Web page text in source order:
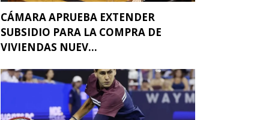
CÁMARA APRUEBA EXTENDER
SUBSIDIO PARA LA COMPRA DE
VIVIENDAS NUEV...